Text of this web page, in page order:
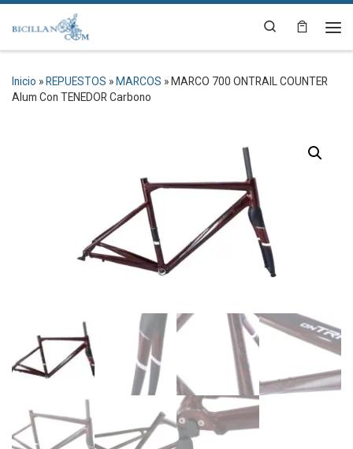
Saltar al contenido
Search
Inicio » REPUESTOS » MARCOS » MARCO 700 ONTRAIL COUNTER
Alum Con TENEDOR Carbono